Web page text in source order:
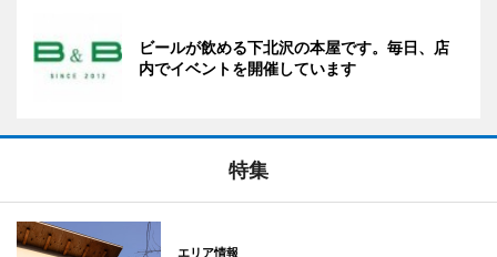
ビールが飲める下北沢の本屋です。毎日、店
内でイベントを開催しています
特集
エリア情報